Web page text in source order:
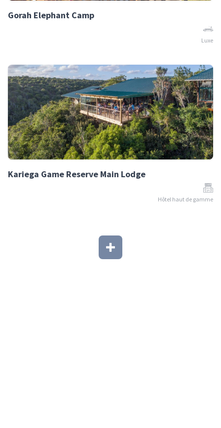
Gorah Elephant Camp
Luxe
Kariega Game Reserve Main Lodge
Hôtel haut de gamme